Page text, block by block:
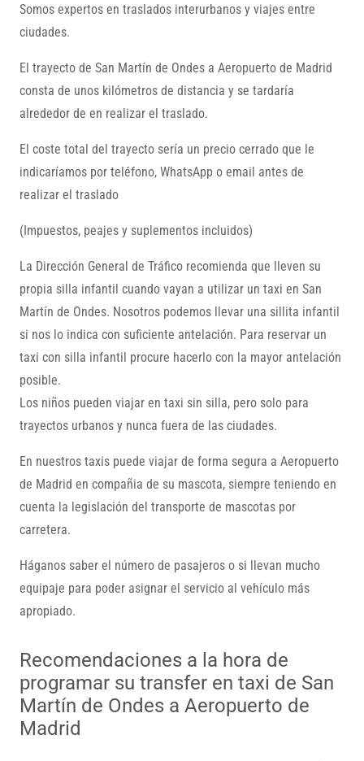
Somos expertos en traslados interurbanos y viajes entre
ciudades.
El trayecto de San Martín de Ondes a Aeropuerto de Madrid
consta de unos kilómetros de distancia y se tardaría
alrededor de en realizar el traslado.
El coste total del trayecto sería un precio cerrado que le
indicaríamos por teléfono, WhatsApp o email antes de
realizar el traslado
(Impuestos, peajes y suplementos incluidos)
La Dirección General de Tráfico recomienda que lleven su
propia silla infantil cuando vayan a utilizar un taxi en San
Martín de Ondes. Nosotros podemos llevar una sillita infantil
si nos lo indica con suficiente antelación. Para reservar un
taxi con silla infantil procure hacerlo con la mayor antelación
posible.
Los niños pueden viajar en taxi sin silla, pero solo para
trayectos urbanos y nunca fuera de las ciudades.
En nuestros taxis puede viajar de forma segura a Aeropuerto
de Madrid en compañia de su mascota, siempre teniendo en
cuenta la legislación del transporte de mascotas por
carretera.
Háganos saber el número de pasajeros o si llevan mucho
equipaje para poder asignar el servicio al vehículo más
apropiado.
Recomendaciones a la hora de
programar su transfer en taxi de San
Martín de Ondes a Aeropuerto de
Madrid